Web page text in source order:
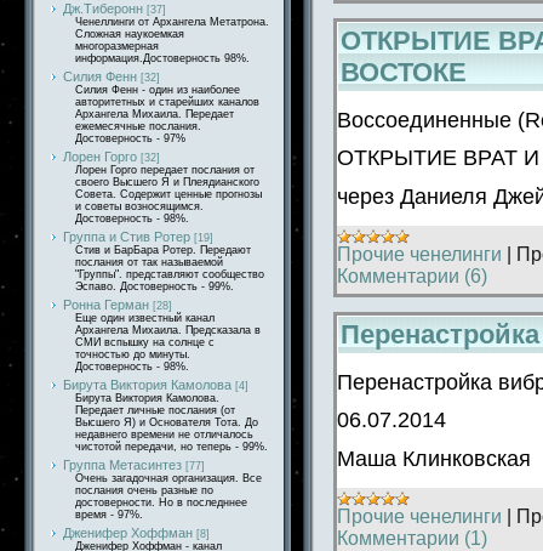
Дж.Тиберонн [37]
Ченеллинги от Архангела Метатрона.
Сложная наукоемкая
многоразмерная
информация.Достоверность 98%.
Силия Фенн [32]
Силия Фенн - один из наиболее
авторитетных и старейших каналов
Архангела Михаила. Передает
ежемесячные послания.
Достоверность - 97%
Лорен Горго [32]
Лорен Горго передает послания от
своего Высшего Я и Плеядианского
Совета. Содержит ценные прогнозы
и советы возносящимся.
Достоверность - 98%.
Группа и Стив Ротер [19]
Стив и БарБара Ротер. Передают
послания от так называемой
"Группы". представляют сообщество
Эспаво. Достоверность - 99%.
Ронна Герман [28]
Еще один известный канал
Архангела Михаила. Предсказала в
СМИ вспышку на солнце с
точностью до минуты.
Достоверность - 98%.
Бирута Виктория Камолова [4]
Бирута Виктория Камолова.
Передает личные послания (от
Высшего Я) и Основателя Тота. До
недавнего времени не отличалось
чистотой передачи, но теперь - 99%.
Группа Метасинтез [77]
Очень загадочная организация. Все
послания очень разные по
достоверности. Но в последннее
время - 97%.
Дженифер Хоффман [8]
Дженифер Хоффман - канал
ОТКРЫТИЕ
ВОСТОКЕ
Воссоединенные
ОТКРЫТИЕ ВРАТ
через Даниеля
Прочие ченелинги
Комментарии (6)
Перенастройка
06.07.2014
Маша Клинковская
Прочие ченелинги
Комментарии (1)